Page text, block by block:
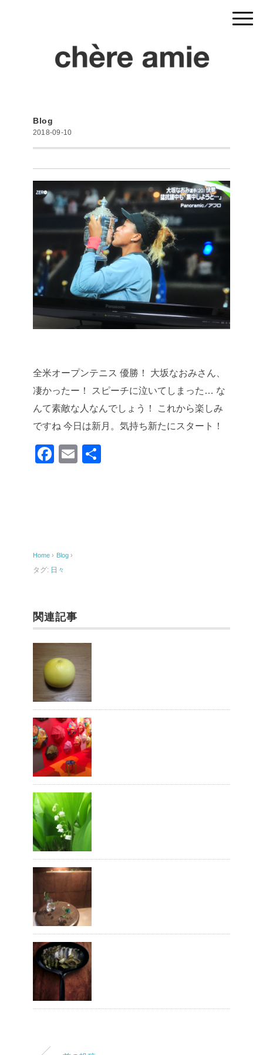
Blog
2018-09-10
全米オープンテニス 優勝！
大坂なおみさん、
凄かったー！
スピーチに泣いてしまった… な
んて素敵な人なんでしょう！
これから楽しみ
ですね 今日は新月。気持ち新たにスタート！
F
o
o
E
Home › Blog ›
タグ: 日々
関連記事